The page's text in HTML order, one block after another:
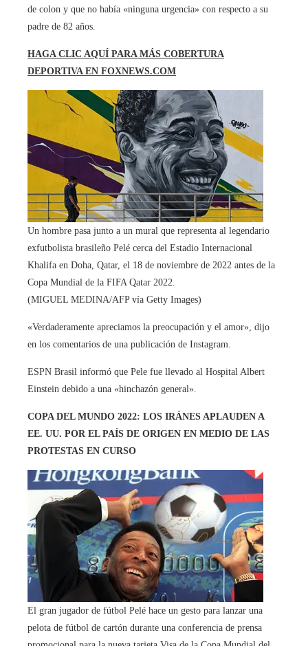
de colon y que no había «ninguna urgencia» con respecto a su
padre de 82 años.
HAGA CLIC AQUÍ PARA MÁS COBERTURA
DEPORTIVA EN FOXNEWS.COM
Un hombre pasa junto a un mural que representa al legendario
exfutbolista brasileño Pelé cerca del Estadio Internacional
Khalifa en Doha, Qatar, el 18 de noviembre de 2022 antes de la
Copa Mundial de la FIFA Qatar 2022.
(MIGUEL MEDINA/AFP vía Getty Images)
«Verdaderamente apreciamos la preocupación y el amor», dijo
en los comentarios de una publicación de Instagram.
ESPN Brasil informó que Pele fue llevado al Hospital Albert
Einstein debido a una «hinchazón general».
COPA DEL MUNDO 2022: LOS IRÁNES APLAUDEN A
EE. UU. POR EL PAÍS DE ORIGEN EN MEDIO DE LAS
PROTESTAS EN CURSO
El gran jugador de fútbol Pelé hace un gesto para lanzar una
pelota de fútbol de cartón durante una conferencia de prensa